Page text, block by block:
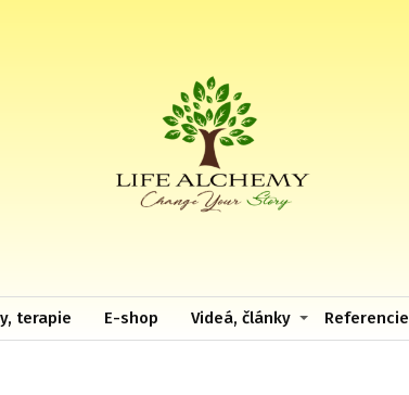
terapie E-shop Videá, články Referencie